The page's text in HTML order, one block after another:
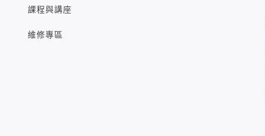
課程與講座
維修專區